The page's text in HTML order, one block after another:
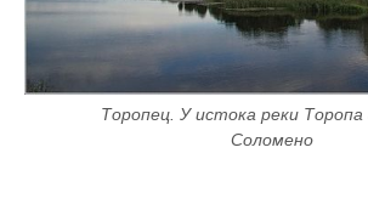
Торопец. У истока реки Торопа
Соломено